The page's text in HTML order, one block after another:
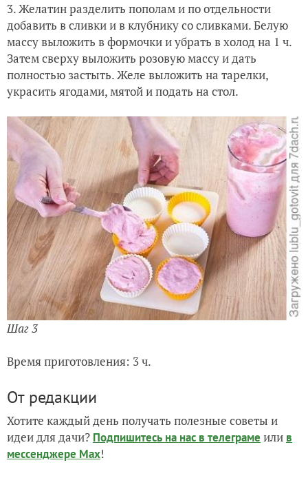
3. Желатин разделить пополам и по отдельности
добавить в сливки и в клубнику со сливками. Белую
массу выложить в формочки и убрать в холод на 1 ч.
Затем сверху выложить розовую массу и дать
полностью застыть. Желе выложить на тарелки,
украсить ягодами, мятой и подать на стол.
Шаг 3
Время приготовления: 3 ч.
От редакции
Хотите каждый день получать полезные советы и
идеи для дачи? Подпишитесь на нас в телеграме или в
мессенджере Max!